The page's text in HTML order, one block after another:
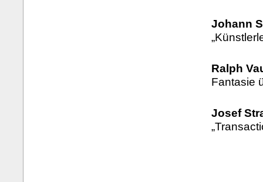
Johann
Ralph
Fantasie
Josef